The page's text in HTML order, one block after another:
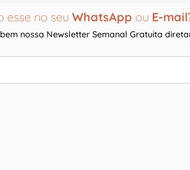
esse no seuWhatsApp ou E-
nossa Newsletter Semanal Gratuita